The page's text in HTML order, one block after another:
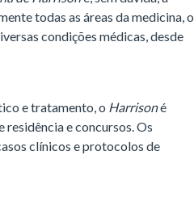
todas as áreas da medicina, o
condições médicas, desde
e tratamento, o Harrisoné
e concursos. Os
clínicos e protocolos de